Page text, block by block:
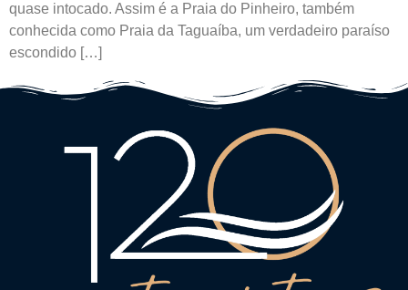
quase intocado. Assim é a Praia do Pinheiro, também
conhecida como Praia da Taguaíba, um verdadeiro paraíso
escondido […]